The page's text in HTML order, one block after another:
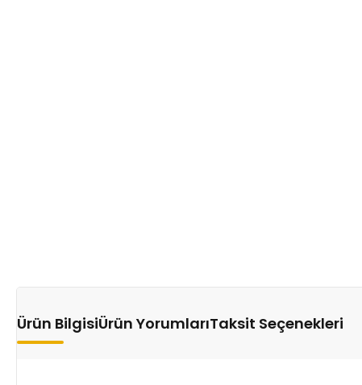
Ürün BilgisiÜrün YorumlarıTaksit Seçenekleri